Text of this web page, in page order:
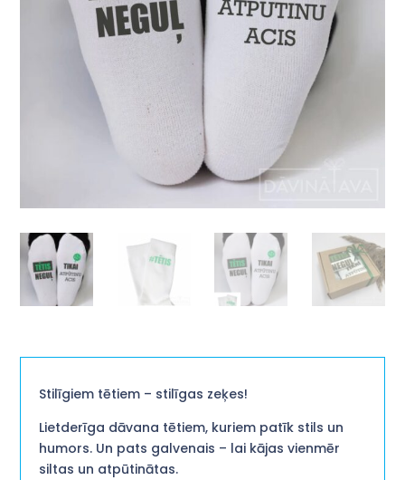
Stilīgiem tētiem – stilīgas zeķes!
Lietderīga dāvana tētiem, kuriem patīk stils un
humors. Un pats galvenais – lai kājas vienmēr
siltas un atpūtinātas.